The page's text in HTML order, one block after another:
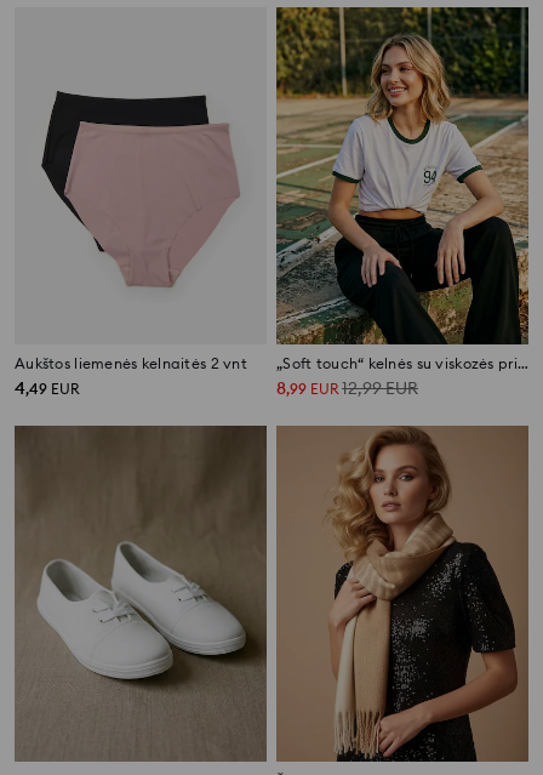
Aukštos liemenės kelnaitės 2 vnt
4,49 EUR
„Soft touch“ kelnės su viskozės priemaiša
8,99 EUR 12,99EUR